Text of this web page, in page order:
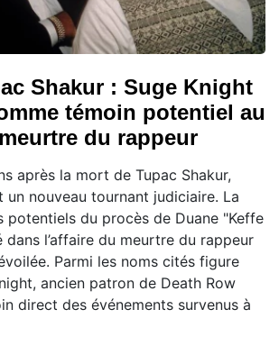
Shakur : Suge Knight
témoin potentiel au
du rappeur
après la mort de Tupac Shakur,
un nouveau tournant judiciaire. La
potentiels du procès de Duane "Keffe
dans l’affaire du meurtre du rappeur
Parmi les noms cités figure
ancien patron de Death Row
direct des événements survenus à